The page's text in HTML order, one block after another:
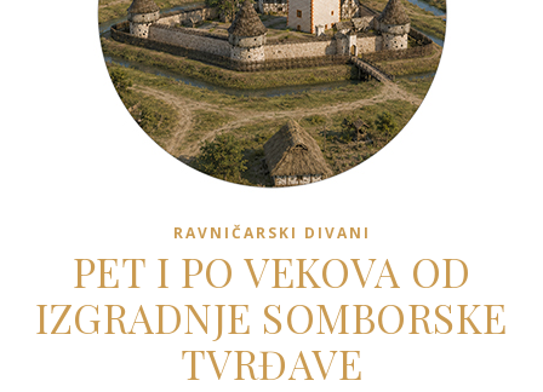
RAVNIČARSKI DIVANI
PET I PO VEKOVA OD
IZGRADNJE SOMBORSKE
TVRĐAVE